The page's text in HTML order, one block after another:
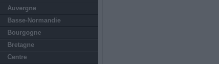
Auvergne
Basse-Normandie
Bourgogne
Bretagne
Centre